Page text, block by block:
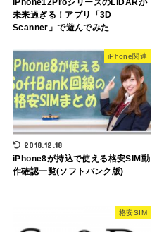
iPhone12ProシリーズのLiDARが
未来過ぎる！アプリ「3D
Scanner」で遊んでみた
iPhone関連
2018.12.18
iPhone8が持込で使える格安SIM動
作確認一覧(ソフトバンク版)
格安SIM